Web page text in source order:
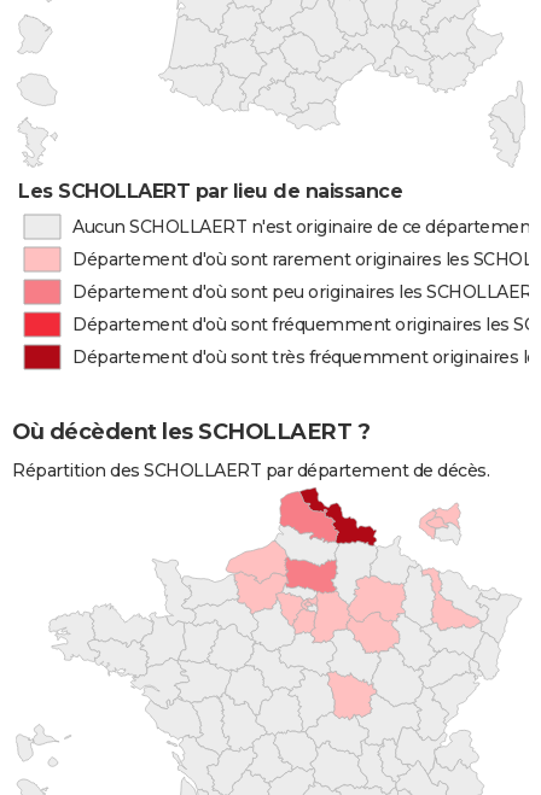
Les SCHOLLAERT par lieu de naissance
Aucun SCHOLLAERT n'est originaire de ce département
Département d'où sont rarement originaires les
Département d'où sont peu originaires les
Département d'où sont fréquemment originaires les
Département d'où sont très fréquemment originaires
Où décèdent les SCHOLLAERT ?
Répartition des SCHOLLAERT par département de décès.